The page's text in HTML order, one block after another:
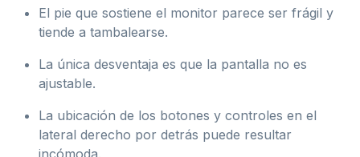
El pie que sostiene el monitor parece ser frágil y
tiende a tambalearse.
La única desventaja es que la pantalla no es
ajustable.
La ubicación de los botones y controles en el
lateral derecho por detrás puede resultar
incómoda.